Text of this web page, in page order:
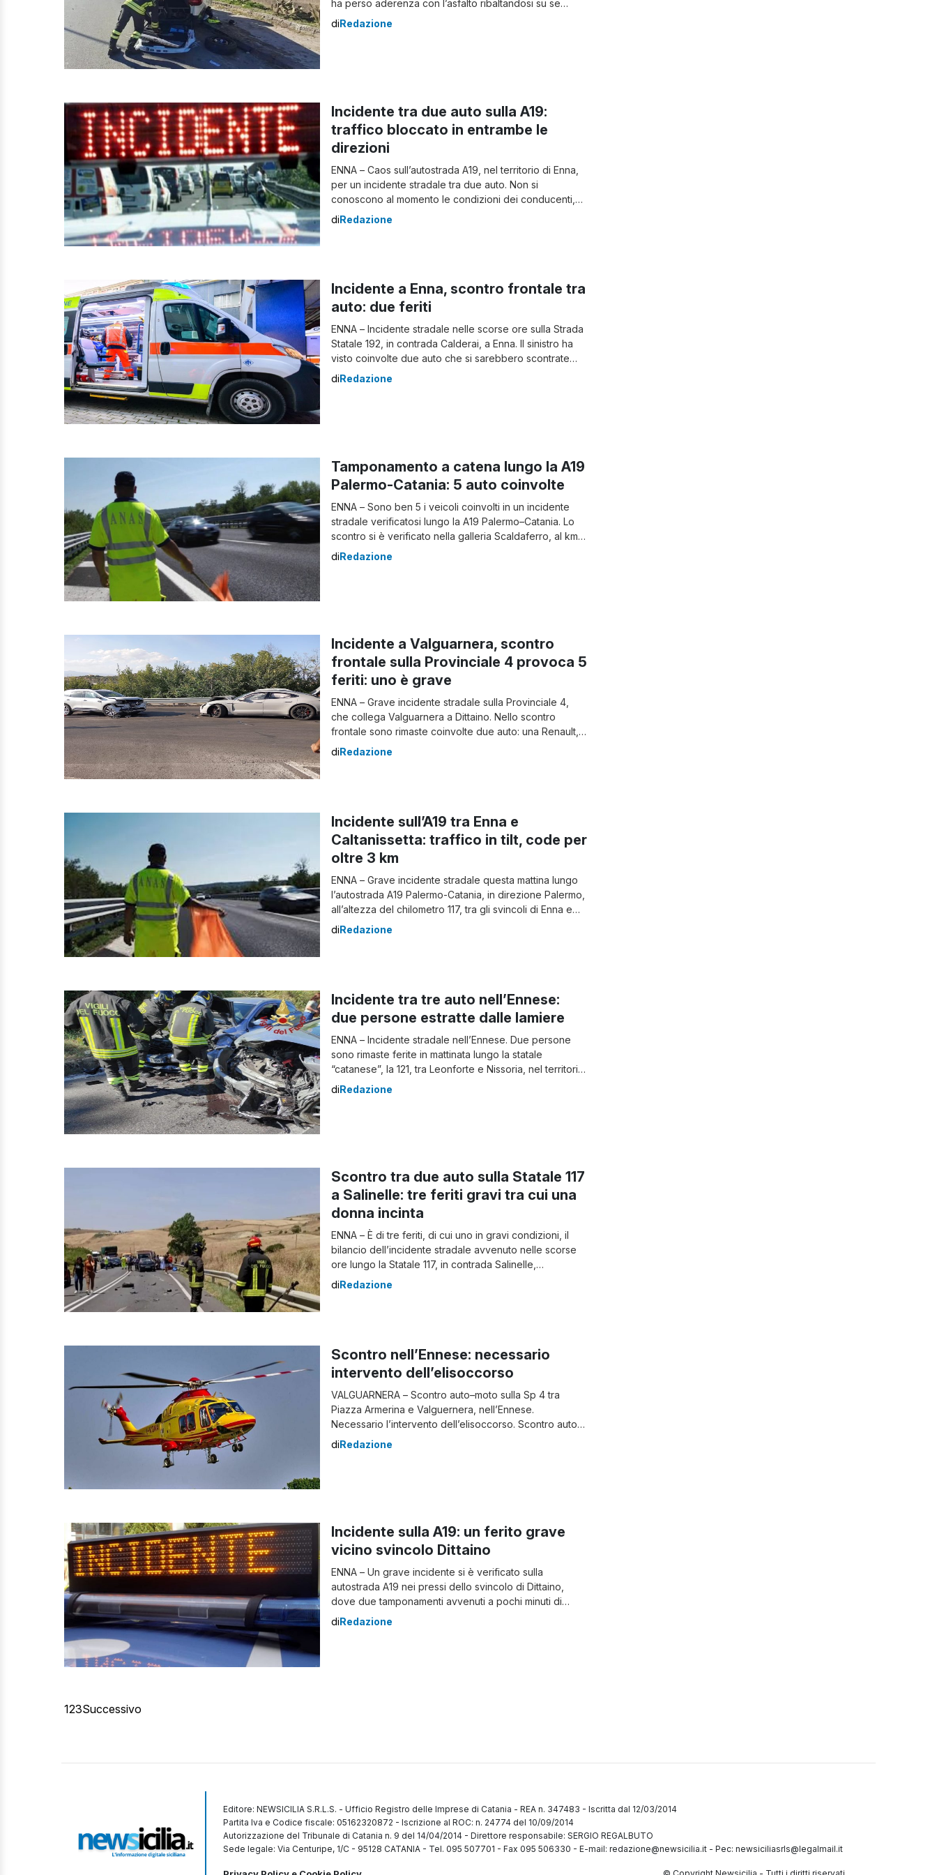
ha perso aderenza con l’asfalto ribaltandosi su se
stessa. L’allarme è scattato intorno alle 16:50. I soccorsi
diRedazione
Incidente tra due auto sulla A19:
traffico bloccato in entrambe le
direzioni
ENNA – Caos sull’autostrada A19, nel territorio di Enna,
per un incidente stradale tra due auto. Non si
conoscono al momento le condizioni dei conducenti,
né la dinamica del sinistro. Notevoli le ripercussioni sul
diRedazione
Incidente a Enna, scontro frontale tra
auto: due feriti
ENNA – Incidente stradale nelle scorse ore sulla Strada
Statale 192, in contrada Calderai, a Enna. Il sinistro ha
visto coinvolte due auto che si sarebbero scontrate
frontalmente. La violenza dell’impatto ha reso
diRedazione
Tamponamento a catena lungo la A19
Palermo-Catania: 5 auto coinvolte
ENNA – Sono ben 5 i veicoli coinvolti in un incidente
stradale verificatosi lungo la A19 Palermo–Catania. Lo
scontro si è verificato nella galleria Scaldaferro, al km
116,200, ad Enna. Incidente sulla A19 Si sarebbe trattato
diRedazione
Incidente a Valguarnera, scontro
frontale sulla Provinciale 4 provoca 5
feriti: uno è grave
ENNA – Grave incidente stradale sulla Provinciale 4,
che collega Valguarnera a Dittaino. Nello scontro
frontale sono rimaste coinvolte due auto: una Renault,
con a bordo una famiglia di turisti belgi, e una Porsche,
diRedazione
Incidente sull’A19 tra Enna e
Caltanissetta: traffico in tilt, code per
oltre 3 km
ENNA – Grave incidente stradale questa mattina lungo
l’autostrada A19 Palermo-Catania, in direzione Palermo,
all’altezza del chilometro 117, tra gli svincoli di Enna e
Caltanissetta. Secondo le prime informazioni, nel
diRedazione
Incidente tra tre auto nell’Ennese:
due persone estratte dalle lamiere
ENNA – Incidente stradale nell’Ennese. Due persone
sono rimaste ferite in mattinata lungo la statale
“catanese”, la 121, tra Leonforte e Nissoria, nel territorio
di Enna. Incidente nell’Ennese: due feriti Sul posto sono
diRedazione
Scontro tra due auto sulla Statale 117
a Salinelle: tre feriti gravi tra cui una
donna incinta
ENNA – È di tre feriti, di cui uno in gravi condizioni, il
bilancio dell’incidente stradale avvenuto nelle scorse
ore lungo la Statale 117, in contrada Salinelle,
nell’Ennese. Nello scontro sono rimaste coinvolte due
diRedazione
Scontro nell’Ennese: necessario
intervento dell’elisoccorso
VALGUARNERA – Scontro auto–moto sulla Sp 4 tra
Piazza Armerina e Valguernera, nell’Ennese.
Necessario l’intervento dell’elisoccorso. Scontro auto-
moto a Valguernera: interviene l’elisoccorso Secondo
diRedazione
Incidente sulla A19: un ferito grave
vicino svincolo Dittaino
ENNA – Un grave incidente si è verificato sulla
autostrada A19 nei pressi dello svincolo di Dittaino,
dove due tamponamenti avvenuti a pochi minuti di
distanza hanno coinvolto un tir e due auto. Le cause
di Redazione
123Successivo
Editore: NEWSICILIA S.R.L.S. - Ufficio Registro delle Imprese di Catania - REA n. 347483 - Iscritta dal 12/03/2014
Partita Iva e Codice fiscale: 05162320872 - Iscrizione al ROC: n. 24774 del 10/09/2014
Autorizzazione del Tribunale di Catania n. 9 del 14/04/2014 - Direttore responsabile: SERGIO REGALBUTO
Sede legale: Via Centuripe, 1/C - 95128 CATANIA - Tel. 095 507701 - Fax 095 506330 - E-mail: redazione@newsicilia.it - Pec: newsiciliasrls@legalmail.it